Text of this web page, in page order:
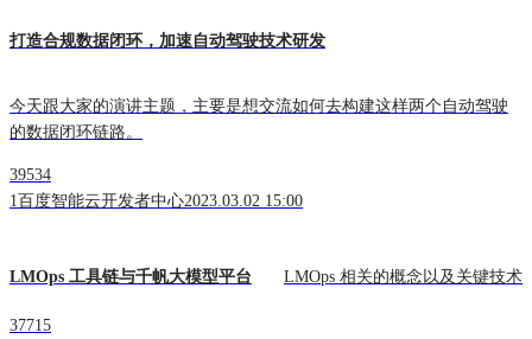
打造合规数据闭环，加速自动驾驶技术研发
今天跟大家的演讲主题，主要是想交流如何去构建这样两个自动驾驶
的数据闭环链路。
39534
1百度智能云开发者中心2023.03.02 15:00
LMOps 工具链与千帆大模型平台 LMOps 相关的概念以及关键技术
37715